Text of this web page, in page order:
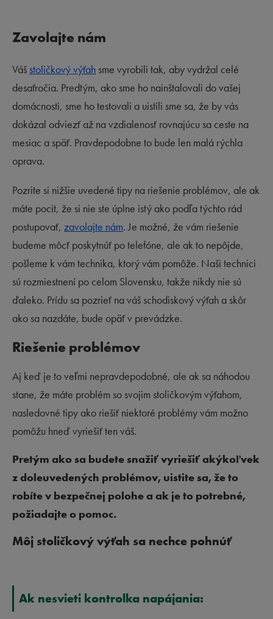
Zavolajte nám
Váš stoličkový výťah sme vyrobili tak, aby vydržal celé
desaťročia. Predtým, ako sme ho nainštalovali do vašej
domácnosti, sme ho testovali a uistili sme sa, že by vás
dokázal odviezť až na vzdialenosť rovnajúcu sa ceste na
mesiac a späť. Pravdepodobne to bude len malá rýchla
oprava.
Pozrite si nižšie uvedené tipy na riešenie problémov, ale ak
máte pocit, že si nie ste úplne istý ako podľa týchto rád
postupovať, zavolajte nám. Je možné, že vám riešenie
budeme môcť poskytnúť po telefóne, ale ak to nepôjde,
pošleme k vám technika, ktorý vám pomôže. Naši technici
sú rozmiestnení po celom Slovensku, takže nikdy nie sú
ďaleko. Prídu sa pozrieť na váš schodiskový výťah a skôr
ako sa nazdáte, bude opäť v prevádzke.
Riešenie problémov
Aj keď je to veľmi nepravdepodobné, ale ak sa náhodou
stane, že máte problém so svojim stoličkovým výťahom,
nasledovné tipy ako riešiť niektoré problémy vám možno
pomôžu hneď vyriešiť ten váš.
Pretým ako sa budete snažiť vyriešiť akýkoľvek
z doleuvedených problémov, uistite sa, že to
robíte v bezpečnej polohe a ak je to potrebné,
požiadajte o pomoc.
Môj stoličkový výťah sa nechce pohnúť
Ak nesvieti kontrolka napájania: